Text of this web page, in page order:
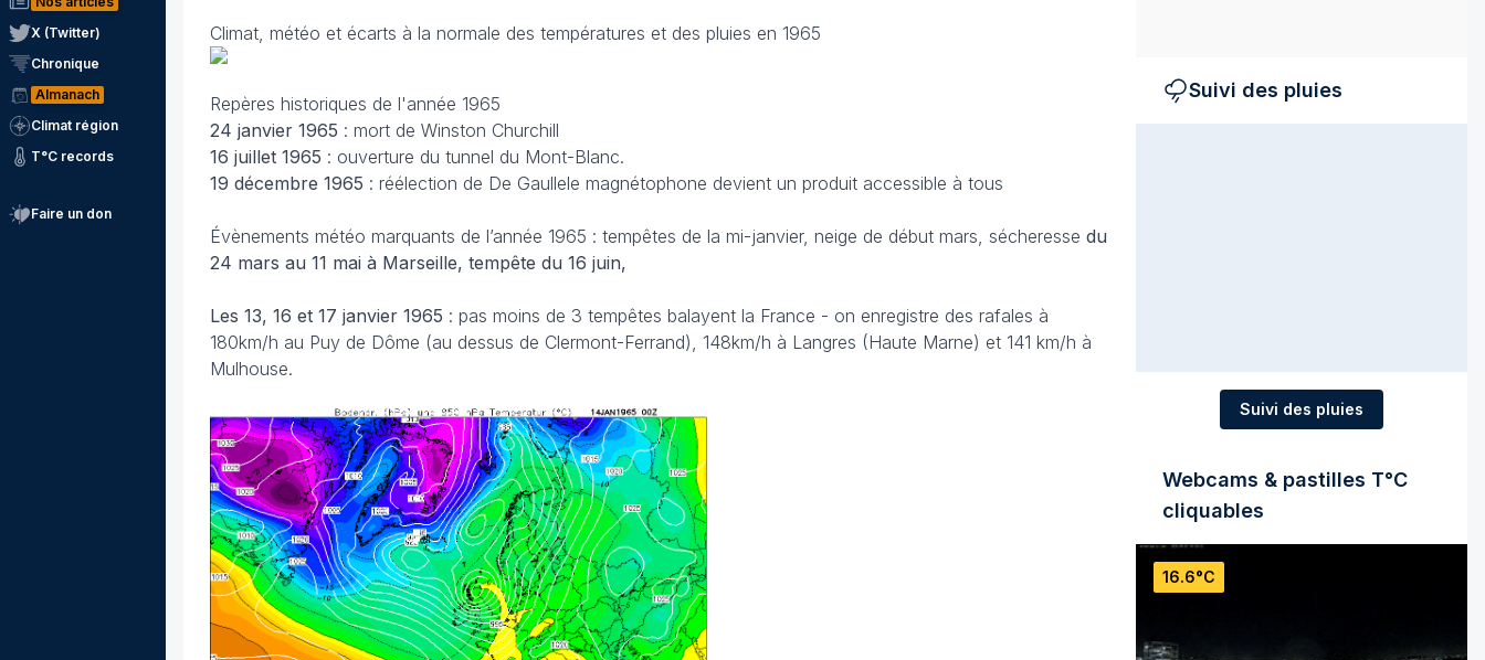
X (Twitter)
Chronique
Almanach
Climat région
T°C records
Faire un don
Climat, météo et écarts à la normale des températures et des pluies en 1965
Repères historiques de l'année 1965
24 janvier 1965 : mort de Winston Churchill
16 juillet 1965 : ouverture du tunnel du Mont-Blanc.
19 décembre 1965 : réélection de De Gaullele magnétophone devient un produit accessible à tous
Évènements météo marquants de l’année 1965 : tempêtes de la mi-janvier, neige de début mars, sécheresse du
24 mars au 11 mai à Marseille, tempête du 16 juin,
Les 13, 16 et 17 janvier 1965 : pas moins de 3 tempêtes balayent la France - on enregistre des rafales à
180km/h au Puy de Dôme (au dessus de Clermont-Ferrand), 148km/h à Langres (Haute Marne) et 141 km/h à
Mulhouse.
Suivi des pluies
Suivi des pluies
Webcams & pastilles T°C
cliquables
16.6°C